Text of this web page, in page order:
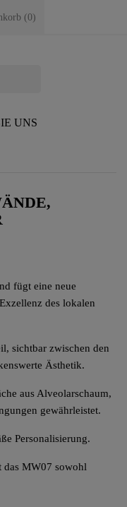
(0)
UNS
fügt eine neue
des lokalen
sichtbar zwischen den
Ästhetik.
aus Alveolarschaum,
gewährleistet.
Personalisierung.
das MW07 sowohl